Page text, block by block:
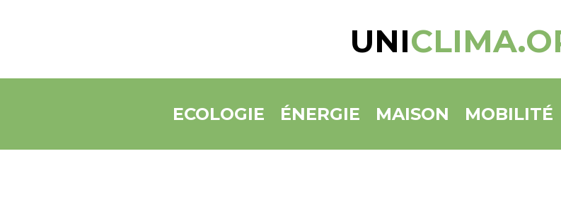
UNI
ECOLOGIE ÉNERGIE MAISON MOBILITÉ